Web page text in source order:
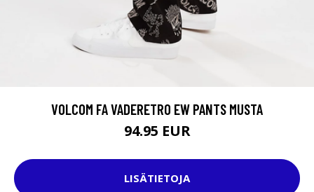
VOLCOM FA VADERETRO EW PANTS MUSTA
94.95 EUR
LISÄTIETOJA